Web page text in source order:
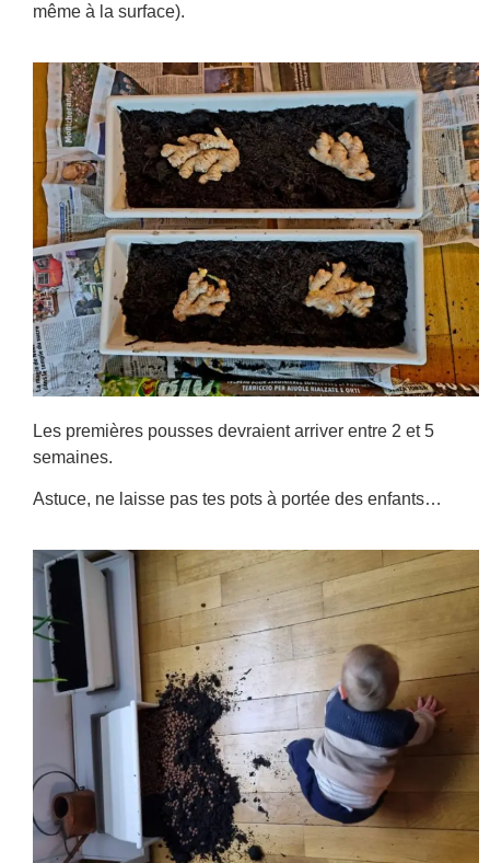
même à la surface).
Les premières pousses devraient arriver entre 2 et 5
semaines.
Astuce, ne laisse pas tes pots à portée des enfants…